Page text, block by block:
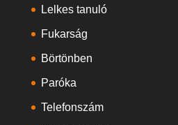
Lelkes tanuló
Fukarság
Börtönben
Paróka
Telefonszám